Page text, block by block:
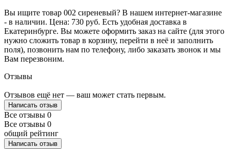
Вы ищите товар 002 сиреневый? В нашем интернет-магазине
- в наличии. Цена: 730 руб. Есть удобная доставка в
Екатеринбурге. Вы можете оформить заказ на сайте (для этого
нужно сложить товар в корзину, перейти в неё и заполнить
поля), позвонить нам по телефону, либо заказать звонок и мы
Вам перезвоним.
Отзывы
Отзывов ещё нет — ваш может стать первым.
Написать отзыв
Все отзывы 0
Все отзывы 0
общий рейтинг
Написать отзыв